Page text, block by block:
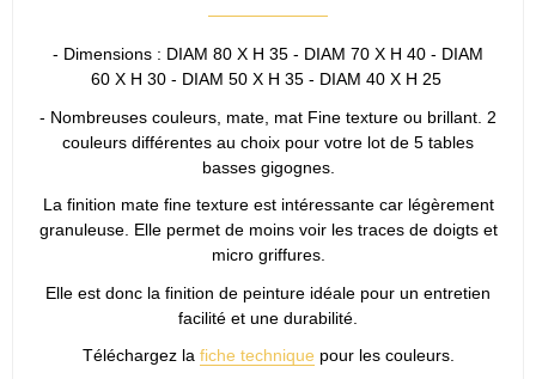
- Dimensions : DIAM 80 X H 35 - DIAM 70 X H 40 - DIAM
60 X H 30 - DIAM 50 X H 35 - DIAM 40 X H 25
- Nombreuses couleurs, mate, mat Fine texture ou brillant. 2
couleurs différentes au choix pour votre lot de 5 tables
basses gigognes.
La finition mate fine texture est intéressante car légèrement
granuleuse. Elle permet de moins voir les traces de doigts et
micro griffures.
Elle est donc la finition de peinture idéale pour un entretien
facilité et une durabilité.
Téléchargez la fiche technique pour les couleurs.